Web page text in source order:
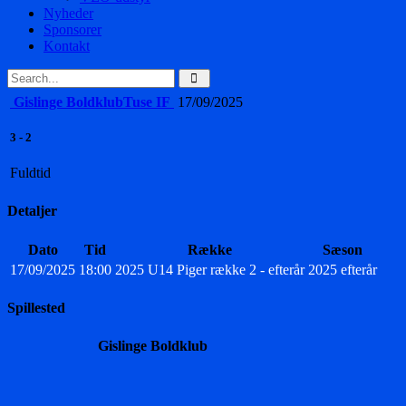
Nyheder
Sponsorer
Kontakt
Gislinge BoldklubTuse IF 17/09/2025
3 - 2
Fuldtid
Detaljer
Dato Tid Række
Sæson
17/09/2025 18:00 2025 U14 Piger række 2 - efterår 2025 efterår
Spillested
Gislinge Boldklub